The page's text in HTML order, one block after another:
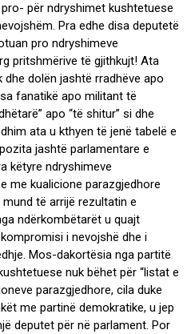
për ndryshimet kushtetuese
Pra edhe disa deputetë
pro ndryshimeve
pritshmërive të gjithkujt! Ata
dhe dolën jashtë rradhëve apo
fanatikë apo militant të
apo “të shitur” si dhe
ata u kthyen të jenë tabelë e
jashtë parlamentare e
këtyre ndryshimeve
me kualicione parazgjedhore
të arrijë rezultatin e
ndërkombëtarët u quajt
i nevojshë dhe i
Mos-dakortësia nga partitë
nuk bëhet për “listat e
parazgjedhore, cila duke
me partinë demokratike, u jep
deputet për në parlament. Por